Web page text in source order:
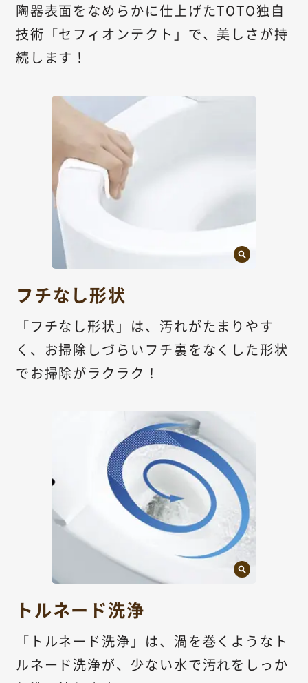
陶器表面をなめらかに仕上げたTOTO独自
技術「セフィオンテクト」で、美しさが持
続します！
フチなし形状
「フチなし形状」は、汚れがたまりやす
く、お掃除しづらいフチ裏をなくした形状
でお掃除がラクラク！
トルネード洗浄
「トルネード洗浄」は、渦を巻くようなト
ルネード洗浄が、少ない水で汚れをしっか